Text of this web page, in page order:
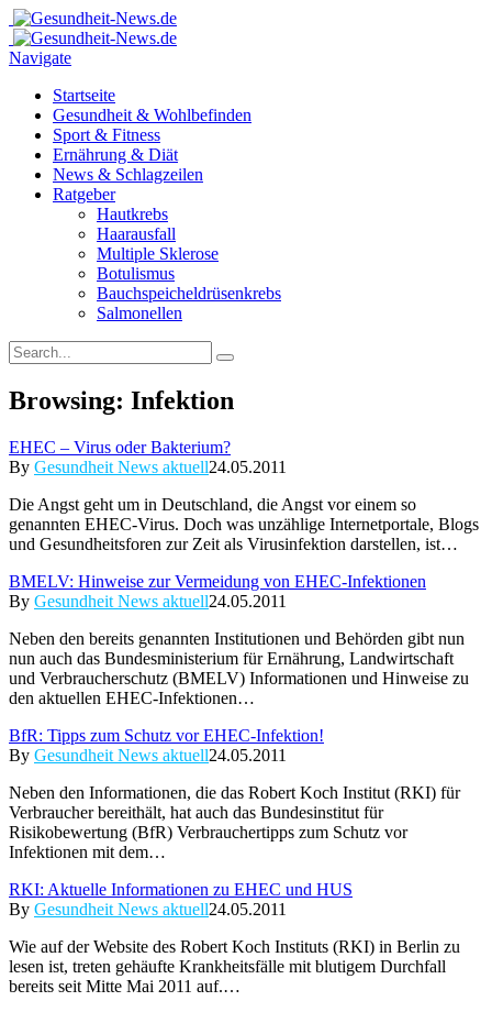
Navigate
Startseite
Gesundheit & Wohlbefinden
Sport & Fitness
Ernährung & Diät
News & Schlagzeilen
Ratgeber
Hautkrebs
Haarausfall
Multiple Sklerose
Botulismus
Bauchspeicheldrüsenkrebs
Salmonellen
Browsing: Infektion
EHEC – Virus oder Bakterium?
By Gesundheit News aktuell24.05.2011
Die Angst geht um in Deutschland, die Angst vor einem so
genannten EHEC-Virus. Doch was unzählige Internetportale, Blogs
und Gesundheitsforen zur Zeit als Virusinfektion darstellen, ist…
BMELV: Hinweise zur Vermeidung von EHEC-Infektionen
By Gesundheit News aktuell24.05.2011
Neben den bereits genannten Institutionen und Behörden gibt nun
nun auch das Bundesministerium für Ernährung, Landwirtschaft
und Verbraucherschutz (BMELV) Informationen und Hinweise zu
den aktuellen EHEC-Infektionen…
BfR: Tipps zum Schutz vor EHEC-Infektion!
By Gesundheit News aktuell24.05.2011
Neben den Informationen, die das Robert Koch Institut (RKI) für
Verbraucher bereithält, hat auch das Bundesinstitut für
Risikobewertung (BfR) Verbrauchertipps zum Schutz vor
Infektionen mit dem…
RKI: Aktuelle Informationen zu EHEC und HUS
By Gesundheit News aktuell24.05.2011
Wie auf der Website des Robert Koch Instituts (RKI) in Berlin zu
lesen ist, treten gehäufte Krankheitsfälle mit blutigem Durchfall
bereits seit Mitte Mai 2011 auf.…